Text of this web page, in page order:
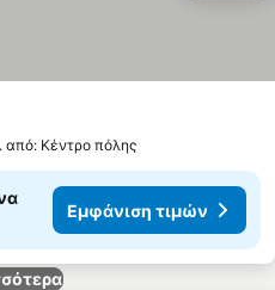
από: Κέντρο πόλης
Εμφάνιση τιμών